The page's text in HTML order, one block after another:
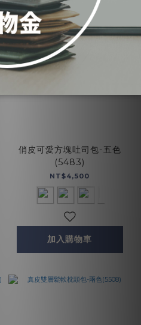
俏皮可愛方塊吐司包-五色
(5483)
NT$4,500
加入購物車